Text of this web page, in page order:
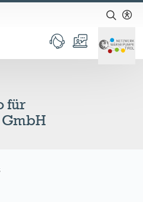
1) (Alt + 3)
(Alt + 5)
für